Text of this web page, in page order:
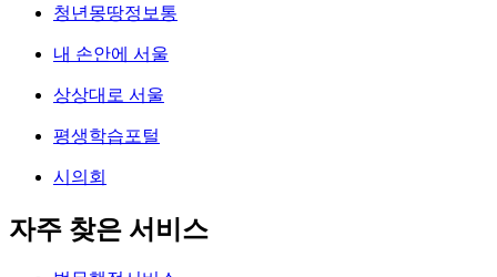
청년몽땅정보통
내 손안에 서울
상상대로 서울
평생학습포털
시의회
자주 찾은 서비스